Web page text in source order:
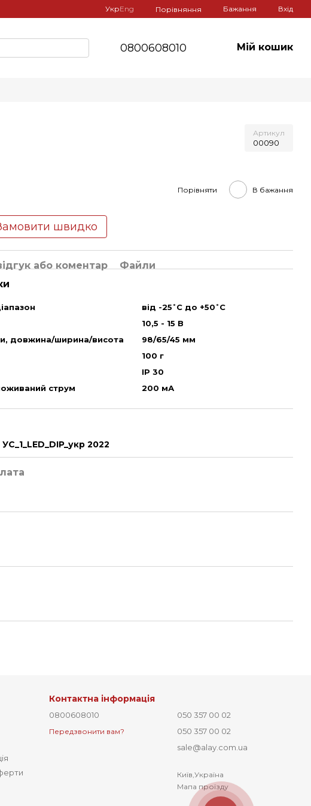
УкрEng Порівняння Бажання Вхід
0800608010 Мій кошик
Артикул
00090
Порівняти В бажання
швидко
або коментар
Файли
від -25˚С до +50˚С
10,5 - 15 В
довжина/ширина/висота
98/65/45 мм
100 г
IP 30
струм
200 мА
УС_1_LED_DIP_укр 2022
Контактна інформація
0800608010
Передзвонити вам?
050 357 00 02
050 357 00 02
sale@alay.com.ua
Київ,Україна
Мапа проїзду